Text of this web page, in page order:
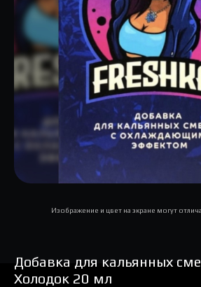
Изображение и цвет на экране могут
Добавка для кальянных
Холодок 20 мл